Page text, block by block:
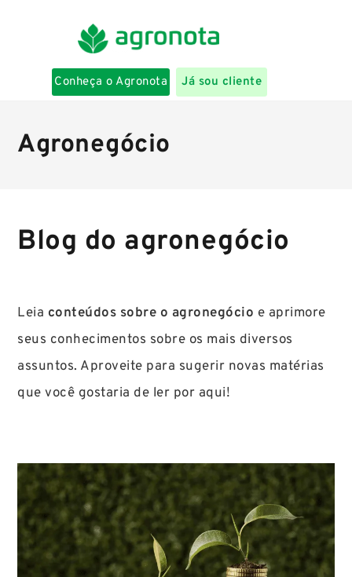
Conheça o Agronota Já sou cliente
Agronegócio
Blog do agronegócio
Leia conteúdos sobre o agronegócio e aprimore
seus conhecimentos sobre os mais diversos
assuntos. Aproveite para sugerir novas matérias
que você gostaria de ler por aqui!